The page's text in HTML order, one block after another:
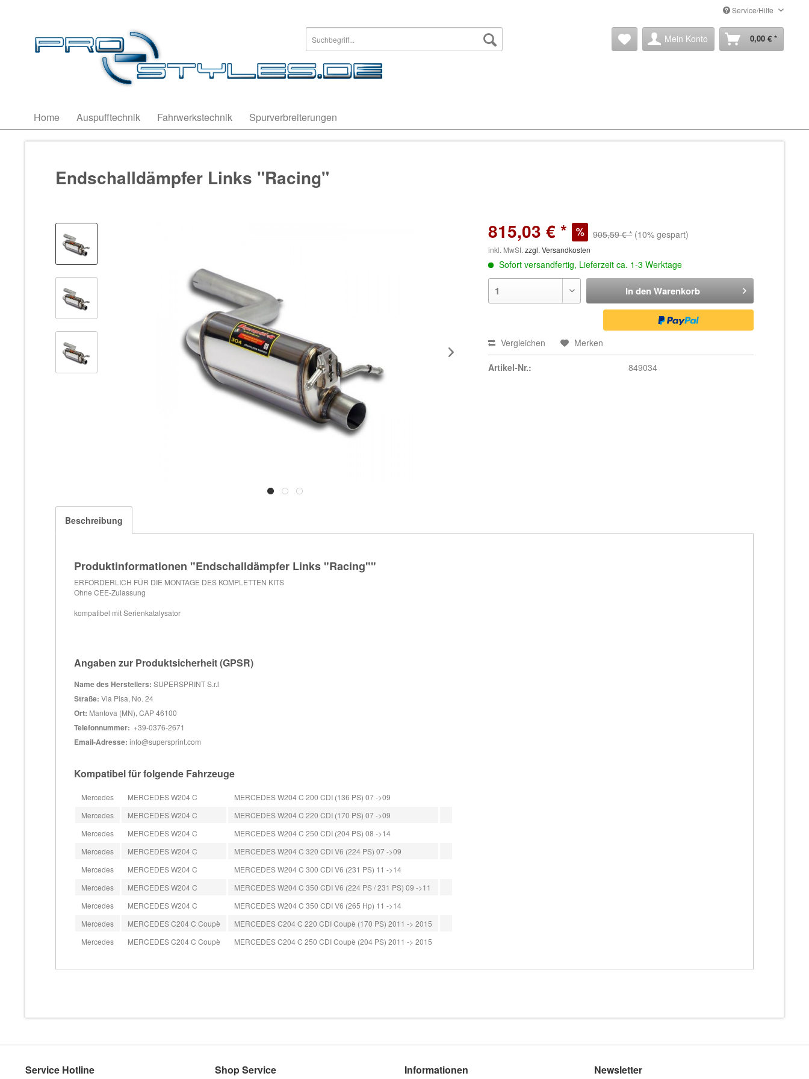
Service/Hilfe
Mein Konto 0,00 € *
Home Auspufftechnik Fahrwerkstechnik Spurverbreiterungen
Endschalldämpfer Links "Racing"
815,03 € * 905,59 € * (10% gespart)
inkl. MwSt.zzgl. Versandkosten
Sofort versandfertig, Lieferzeit ca. 1-3 Werktage
In den Warenkorb
Vergleichen Merken
Artikel-Nr.: 849034
Beschreibung
Produktinformationen "Endschalldämpfer Links "Racing""
ERFORDERLICH FÜR DIE MONTAGE DES KOMPLETTEN KITS
Ohne CEE-Zulassung
kompatibel mit Serienkatalysator
Angaben zur Produktsicherheit (GPSR)
Name des Herstellers: SUPERSPRINT S.r.l
Straße: Via Pisa, No. 24
Ort: Mantova (MN), CAP 46100
Telefonnummer: +39-0376-2671
Email-Adresse: info@supersprint.com
Kompatibel für folgende Fahrzeuge
Mercedes MERCEDES W204 C
MERCEDES W204 C 200 CDI (136 PS) 07 ->09
Mercedes
MERCEDES W204 C
MERCEDES W204 C 220 CDI (170 PS) 07 ->09
Mercedes
MERCEDES W204 C
MERCEDES W204 C 250 CDI (204 PS) 08 ->14
Mercedes
MERCEDES W204 C
MERCEDES W204 C 320 CDI V6 (224 PS) 07 ->09
Mercedes
MERCEDES W204 C
MERCEDES W204 C 300 CDI V6 (231 PS) 11 ->14
Mercedes
MERCEDES W204 C
MERCEDES W204 C 350 CDI V6 (224 PS / 231 PS) 09 ->11
Mercedes
MERCEDES W204 C
MERCEDES W204 C 350 CDI V6 (265 Hp) 11 ->14
Mercedes
MERCEDES C204 C Coupè
MERCEDES C204 C 220 CDI Coupè (170 PS) 2011 -> 2015
Mercedes
MERCEDES C204 C Coupè MERCEDES C204 C 250 CDI Coupè (204 PS) 2011 -> 2015
Service Hotline Shop Service Informationen Newsletter